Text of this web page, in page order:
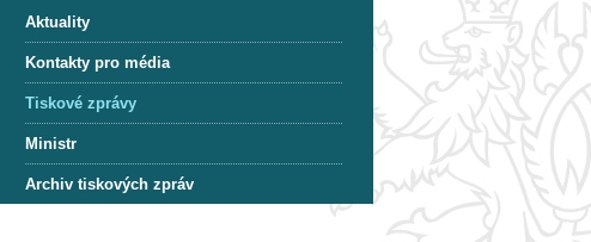
Aktuality
Kontakty pro média
Tiskové zprávy
Ministr
Archiv tiskových zpráv